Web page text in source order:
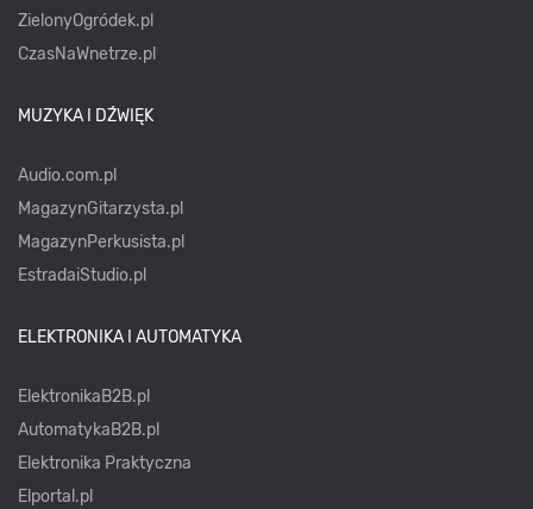
ZielonyOgródek.pl
CzasNaWnetrze.pl
MUZYKA I DŹWIĘK
Audio.com.pl
MagazynGitarzysta.pl
MagazynPerkusista.pl
EstradaiStudio.pl
ELEKTRONIKA I AUTOMATYKA
ElektronikaB2B.pl
AutomatykaB2B.pl
Elektronika Praktyczna
Elportal.pl